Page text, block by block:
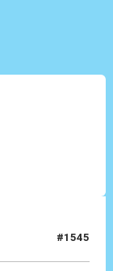
#1545